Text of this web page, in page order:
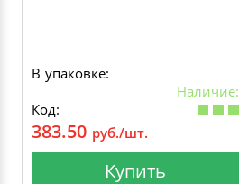
В упаковке:
Наличие:
Код:
383.50 руб./шт.
Купить